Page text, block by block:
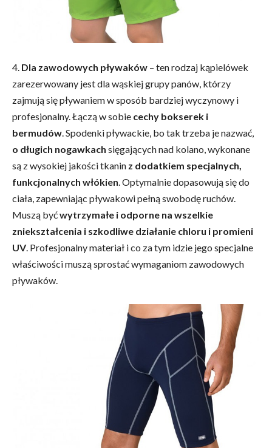
4. Dla zawodowych pływaków – ten rodzaj kąpielówek
zarezerwowany jest dla wąskiej grupy panów, którzy
zajmują się pływaniem w sposób bardziej wyczynowy i
profesjonalny. Łączą w sobie cechy bokserek i
bermudów. Spodenki pływackie, bo tak trzeba je nazwać,
o długich nogawkach sięgających nad kolano, wykonane
są z wysokiej jakości tkanin z dodatkiem specjalnych,
funkcjonalnych włókien. Optymalnie dopasowują się do
ciała, zapewniając pływakowi pełną swobodę ruchów.
Muszą byćwytrzymałe i odporne na wszelkie
zniekształcenia i szkodliwe działanie chloru i promieni
UV. Profesjonalny materiał i co za tym idzie jego specjalne
właściwości muszą sprostać wymaganiom zawodowych
pływaków.